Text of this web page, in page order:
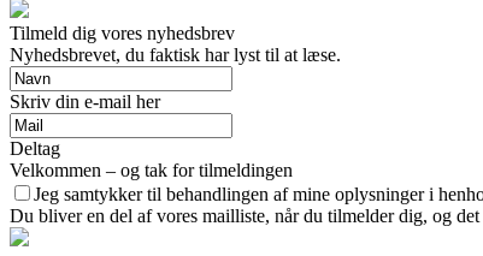
Tilmeld dig vores nyhedsbrev
Nyhedsbrevet, du faktisk har lyst til at læse.
Skriv din e-mail her
Deltag
Velkommen – og tak for tilmeldingen
Jeg samtykker til behandlingen af mine oplysninger i
Du bliver en del af vores mailliste, når du tilmelder dig, og